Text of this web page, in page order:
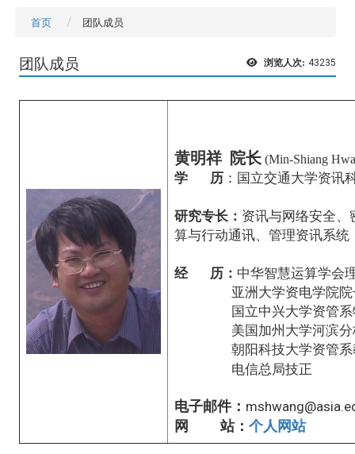
首页 团队成员
浏览人次: 43235
团队成员
黄明祥院长 (Min-Shiang
学 历 ：国立交通大学资讯
研究专长： 资讯与网络安全、
算与行动通讯、管理资讯系统
经 历： 中华智慧运算学会
亚洲大学资电学院院
国立中兴大学资管
美国加州大学河滨
朝阳科技大学资管
电信总局技正
电子邮件：
网 站： 个人网站